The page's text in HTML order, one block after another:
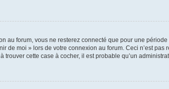
au forum, vous ne resterez connecté que pour une
de moi » lors de votre connexion au forum. Ceci n’est
cette case à cocher, il est probable qu’un